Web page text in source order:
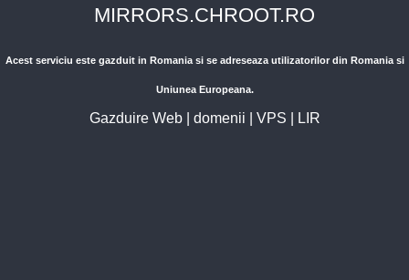
MIRRORS.CHROOT.RO
Acest serviciu este gazduit in Romania si se adreseaza utilizatorilor din Romania si
Uniunea Europeana.
Gazduire Web| domenii VPS LIR